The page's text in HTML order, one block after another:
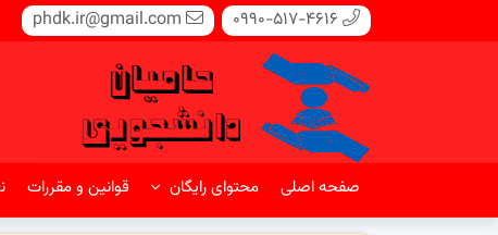
0990-517-4616
phdk.ir@gmail.com
صفحه اصلی محتوای رایگان قوانین و مقررات